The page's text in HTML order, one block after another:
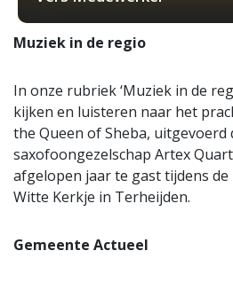
Muziek in de regio
In onze rubriek ‘Muziek in de
kijken en luisteren naar het
the Queen of Sheba, uitgevoerd
saxofoongezelschap Artex
afgelopen jaar te gast tijdens
Witte Kerkje in Terheijden.
Gemeente Actueel